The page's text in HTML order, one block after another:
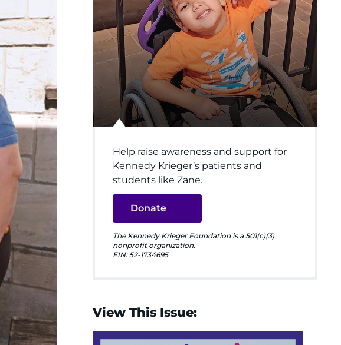
Help raise awareness and support for
Kennedy Krieger’s patients and
students like Zane.
Donate
The Kennedy Krieger Foundation is a 501(c)(3)
nonprofit organization.
EIN: 52-1734695
View This Issue: